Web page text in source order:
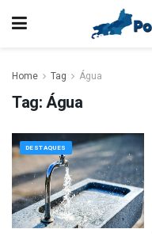
Home Tag Água
Tag:Água
DESTAQUES